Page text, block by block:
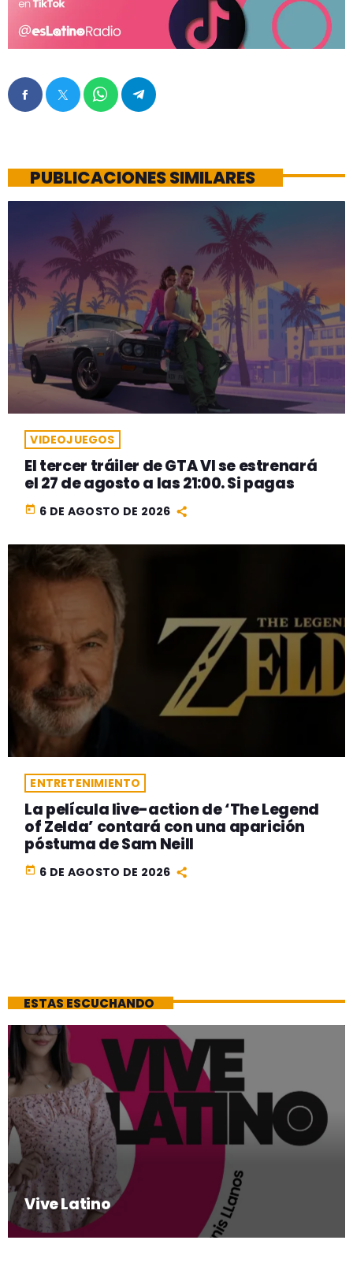
PUBLICACIONES SIMILARES
VIDEOJUEGOS
El tercer tráiler de GTA VI se estrenará
el 27 de agosto a las 21:00. Si pagas
today 6 DE AGOSTO DE 2026
ENTRETENIMIENTO
La película live-action de ‘The Legend
of Zelda’ contará con una aparición
póstuma de Sam Neill
today 6 DE AGOSTO DE 2026
ESTAS ESCUCHANDO
Vive Latino